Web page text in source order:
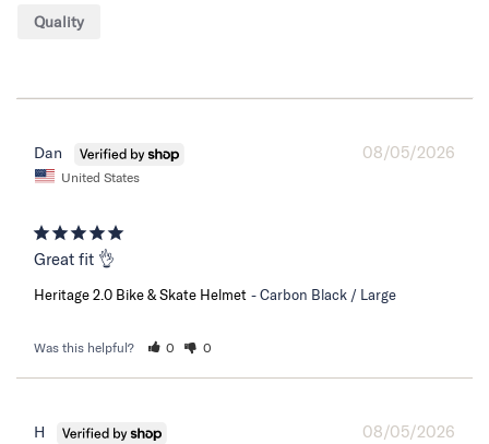
Quality
08/05/2026
Dan
United States
Great fit 👌
Heritage 2.0 Bike & Skate Helmet Carbon Black / Large
Was this helpful? 0 0
08/05/2026
H